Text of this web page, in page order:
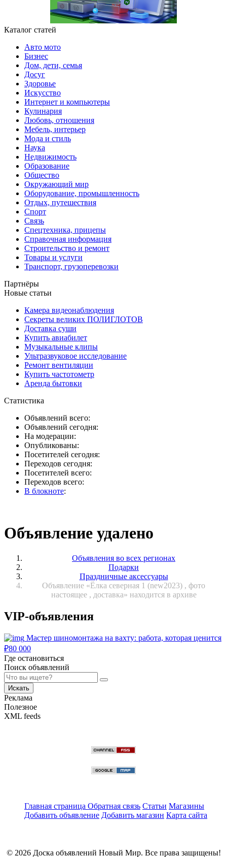
Каталог статей
Авто мото
Бизнес
Дом, дети, семья
Досуг
Здоровье
Искусство
Интернет и компьютеры
Кулинария
Любовь, отношения
Мебель, интерьер
Мода и стиль
Наука
Недвижимость
Образование
Общество
Окружающий мир
Оборудование, промышленность
Отдых, путешествия
Спорт
Связь
Спецтехника, прицепы
Справочная информация
Строительство и ремонт
Товары и услуги
Транспорт, грузоперевозки
Партнёры
Новые статьи
Камера видеонаблюдения
Секреты великих ПОЛИГЛОТОВ
Доставка суши
Купить авиабилет
Музыкальные клипы
Ультразвуковое исследование
Ремонт вентиляции
Купить частотометр
Аренда бытовки
Статистика
Объявлений всего:
Объявлений сегодня:
На модерации:
Опубликованы:
Посетителей сегодня:
Переходов сегодня:
Посетителей всего:
Переходов всего:
В блокноте:
Объявление удалено
Объявления во всех регионах
Подарки
Праздничные аксессуары
Объявление «Ёлка северная 1 (new2023) , фото
настоящее , доставка» находится в архиве
VIP-объявления
Мастер шиномонтажа на вахту: работа, которая ценится
₽80 000
Где остановиться
Поиск объявлений
Искать
Реклама
Полезное
XML feeds
Главная страница Обратная связь Статьи Магазины
Добавить объявление Добавить магазин Карта сайта
© 2026 Доска объявлений Новый Мир. Все права защищены!